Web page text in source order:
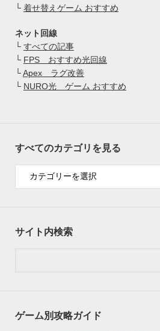
└ 着せ替えゲーム おすすめ
ネット回線
└ すべての記事
└ FPS おすすめ光回線
└Apex ラグ改善
└ NURO光 ゲーム おすすめ
すべてのカテゴリを見る
サイト内検索
ゲーム別攻略ガイド